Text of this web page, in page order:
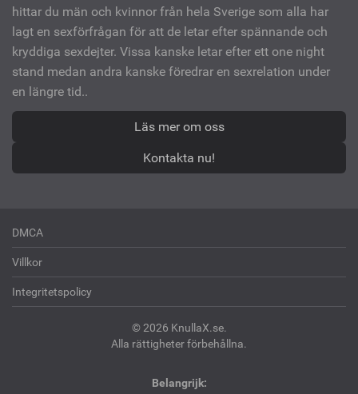
hittar du män och kvinnor från hela Sverige som alla har
lagt en sexförfrågan för att de letar efter spännande och
kryddiga sexdejter. Vissa kanske letar efter ett one night
stand medan andra kanske föredrar en sexrelation under
en längre tid..
Läs mer om oss
Kontakta nu!
DMCA
Villkor
Integritetspolicy
© 2026 KnullaX.se.
Alla rättigheter förbehållna.
Belangrijk: